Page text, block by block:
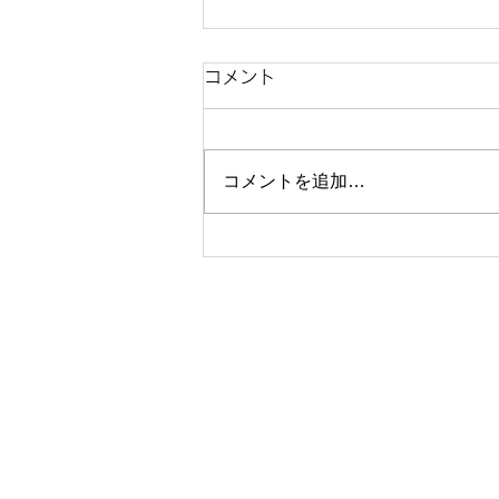
復旧しました。
コメント
コメントを追加…